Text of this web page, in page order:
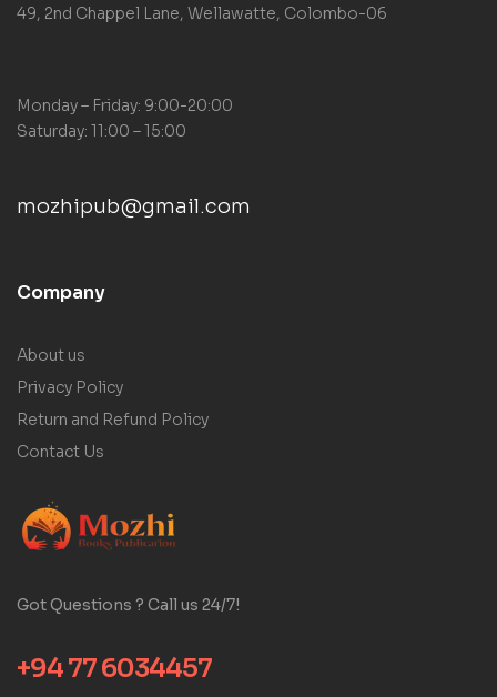
49, 2nd Chappel Lane, Wellawatte, Colombo-06
Monday – Friday: 9:00-20:00
Saturday: 11:00 – 15:00
mozhipub@gmail.com
Company
About us
Privacy Policy
Return and Refund Policy
Contact Us
Got Questions ? Call us 24/7!
+94 77 6034457